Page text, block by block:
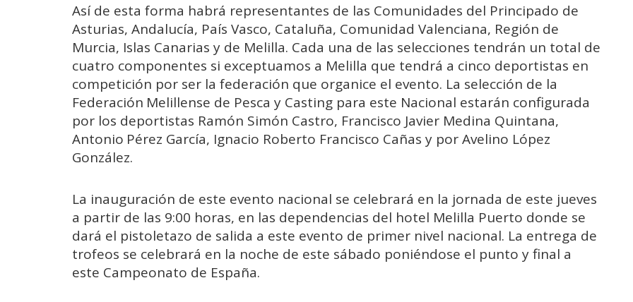
Así de esta forma habrá representantes de las Comunidades del Principado de
Asturias, Andalucía, País Vasco, Cataluña, Comunidad Valenciana, Región de
Murcia, Islas Canarias y de Melilla. Cada una de las selecciones tendrán un total de
cuatro componentes si exceptuamos a Melilla que tendrá a cinco deportistas en
competición por ser la federación que organice el evento. La selección de la
Federación Melillense de Pesca y Casting para este Nacional estarán configurada
por los deportistas Ramón Simón Castro, Francisco Javier Medina Quintana,
Antonio Pérez García, Ignacio Roberto Francisco Cañas y por Avelino López
González.
La inauguración de este evento nacional se celebrará en la jornada de este jueves
a partir de las 9:00 horas, en las dependencias del hotel Melilla Puerto donde se
dará el pistoletazo de salida a este evento de primer nivel nacional. La entrega de
trofeos se celebrará en la noche de este sábado poniéndose el punto y final a
este Campeonato de España.